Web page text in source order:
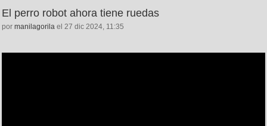
El perro robot ahora tiene ruedas
por manilagorila el 27 dic 2024, 11:35